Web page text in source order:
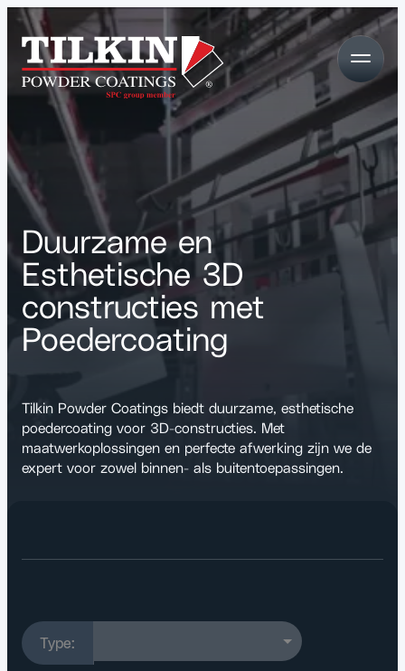
Duurzame en
Esthetische 3D
constructies met
Poedercoating
Tilkin Powder Coatings biedt duurzame, esthetische
poedercoating voor 3D-constructies. Met
maatwerkoplossingen en perfecte afwerking zijn we de
expert voor zowel binnen- als buitentoepassingen.
Duurzame en
Type: